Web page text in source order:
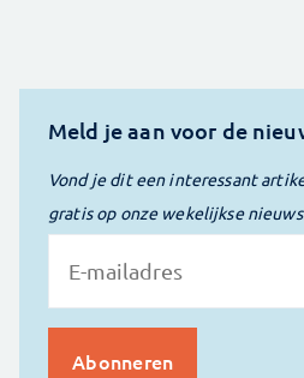
Meld je aan voor de
Vond je dit een interessant
gratis op onze wekelijkse